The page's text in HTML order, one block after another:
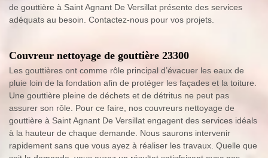
de gouttière à Saint Agnant De Versillat présente des services
adéquats au besoin. Contactez-nous pour vos projets.
Couvreur nettoyage de gouttière 23300
Les gouttières ont comme rôle principal d’évacuer les eaux de
pluie loin de la fondation afin de protéger les façades et la toiture.
Une gouttière pleine de déchets et de détritus ne peut pas
assurer son rôle. Pour ce faire, nos couvreurs nettoyage de
gouttière à Saint Agnant De Versillat engagent des services idéals
à la hauteur de chaque demande. Nous saurons intervenir
rapidement sans que vous ayez à réaliser les travaux. Quelle que